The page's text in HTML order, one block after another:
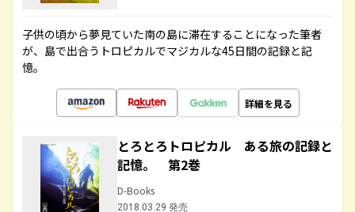
子供の頃から夢見ていた南の島に滞在することになった筆者
が、島で出合うトロピカルでマジカルな45日間の記録と記
憶。
詳細を見る
とろとろトロピカル ある旅の記録と
記憶。 第2巻
D-Books
2018.03.29 発売